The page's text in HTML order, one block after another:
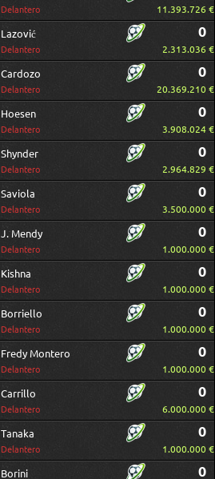
Delantero 11.393.726 €
Lazović
Delantero
0
2.313.036 €
Cardozo
Delantero
0
20.369.210 €
Hoesen
Delantero
0
3.908.024 €
Shynder
Delantero
0
2.964.829 €
Saviola
Delantero
0
3.500.000 €
J. Mendy
Delantero
0
1.000.000 €
Kishna
Delantero
0
1.000.000 €
Borriello
Delantero
0
1.000.000 €
Fredy Montero
Delantero
0
1.000.000 €
Carrillo
Delantero
0
6.000.000 €
Tanaka
Delantero
0
1.000.000 €
Borini 0